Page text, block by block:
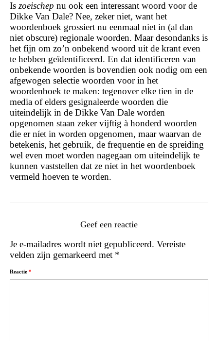
Is zoeischep nu ook een interessant woord voor de
Dikke Van Dale? Nee, zeker niet, want het
woordenboek grossiert nu eenmaal niet in (al dan
niet obscure) regionale woorden. Maar desondanks is
het fijn om zo’n onbekend woord uit de krant even
te hebben geïdentificeerd. En dat identificeren van
onbekende woorden is bovendien ook nodig om een
afgewogen selectie woorden voor in het
woordenboek te maken: tegenover elke tien in de
media of elders gesignaleerde woorden die
uiteindelijk in de Dikke Van Dale worden
opgenomen staan zeker vijftig à honderd woorden
die er níet in worden opgenomen, maar waarvan de
betekenis, het gebruik, de frequentie en de spreiding
wel even moet worden nagegaan om uiteindelijk te
kunnen vaststellen dat ze níet in het woordenboek
vermeld hoeven te worden.
Geef een reactie
Je e-mailadres wordt niet gepubliceerd. Vereiste
velden zijn gemarkeerd met *
Reactie *